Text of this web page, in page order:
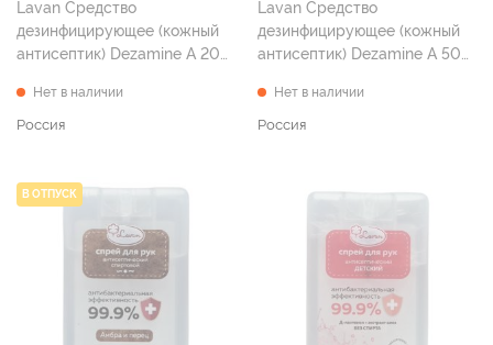
Lavan Средство
дезинфицирующее (кожный
антисептик) Dezamine A 20
Нет в наличии
Россия
Lavan Средство
дезинфицирующее (кожный
антисептик) Dezamine A 50
Нет в наличии
Россия
В ОТПУСК